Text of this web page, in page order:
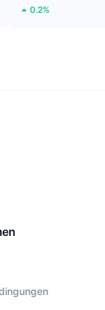
0.2%